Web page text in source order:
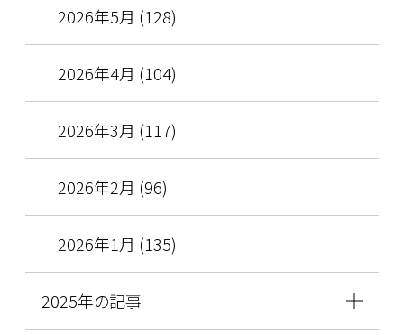
2026年5月 (128)
2026年4月 (104)
2026年3月 (117)
2026年2月 (96)
2026年1月 (135)
2025年の記事